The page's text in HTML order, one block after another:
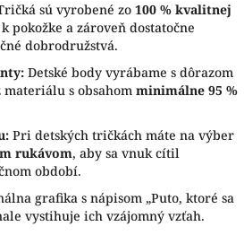
sú vyrobené zo 100 % kvalitnej
pokožke a zároveň dostatočne
dobrodružstvá.
Detské body vyrábame s dôrazom
s obsahom minimálne 95 %
Pri detských tričkách máte na výber
rukávom, aby sa vnuk cítil
období.
grafika s nápisom „Puto, ktoré sa
vystihuje ich vzájomný vzťah.